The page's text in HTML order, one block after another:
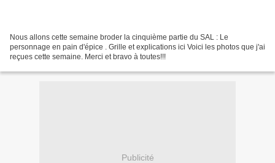
Nous allons cette semaine broder la cinquième partie du SAL : Le
personnage en pain d'épice . Grille et explications ici Voici les photos que j'ai
reçues cette semaine. Merci et bravo à toutes!!!
Publicité